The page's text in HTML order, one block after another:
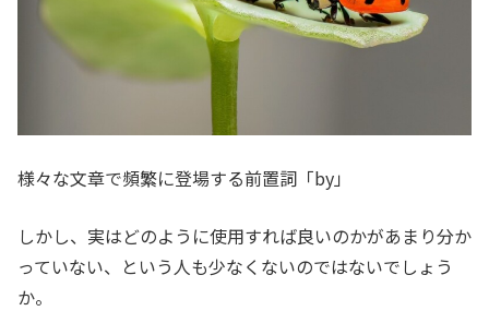
様々な文章で頻繁に登場する前置詞「by」
しかし、実はどのように使用すれば良いのかがあまり分か
っていない、という人も少なくないのではないでしょう
か。